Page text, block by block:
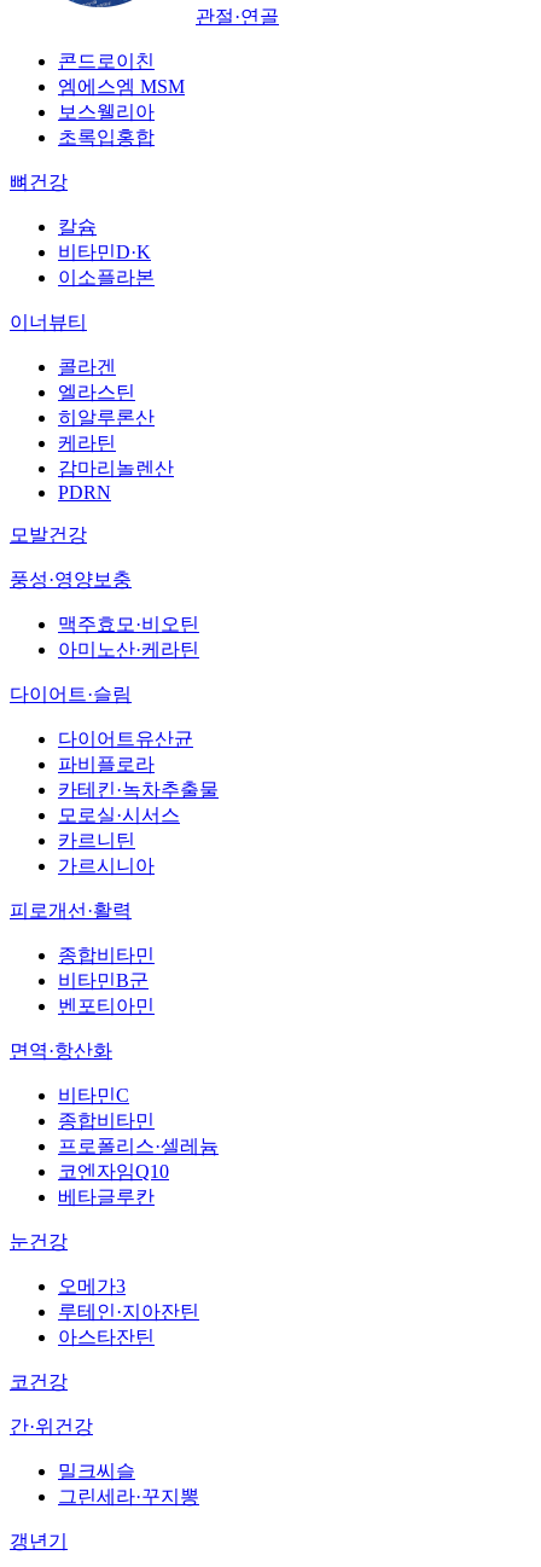
관절·연골
콘드로이친
엠에스엠 MSM
보스웰리아
초록입홍합
뼈건강
칼슘
비타민D·K
이소플라본
이너뷰티
콜라겐
엘라스틴
히알루론산
케라틴
감마리놀렌산
PDRN
모발건강
풍성·영양보충
맥주효모·비오틴
아미노산·케라틴
다이어트·슬림
다이어트유산균
파비플로라
카테킨·녹차추출물
모로실·시서스
카르니틴
가르시니아
피로개선·활력
종합비타민
비타민B군
벤포티아민
면역·항산화
비타민C
종합비타민
프로폴리스·셀레늄
코엔자임Q10
베타글루칸
눈건강
오메가3
루테인·지아잔틴
아스타잔틴
코건강
간·위건강
밀크씨슬
그린세라·꾸지뽕
갱년기